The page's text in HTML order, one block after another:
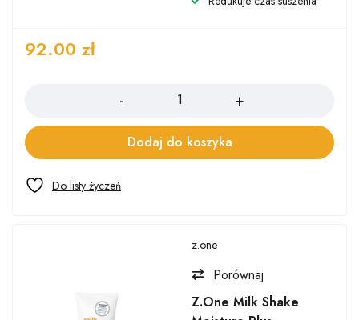
92.00 zł
Dodaj do koszyka
z.one
Porównaj
Z.One Milk Shake